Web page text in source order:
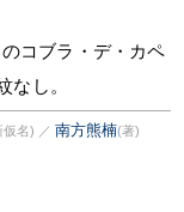
コブラ・デ・カペ
なし。
仮名) ／ 南方熊楠(著)